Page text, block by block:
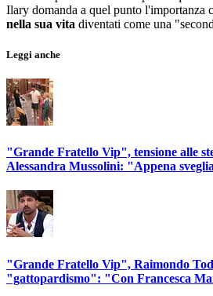
Ilary domanda a quel punto l'importanza
nella sua vita diventati come una
Leggi anche
"Grande Fratello Vip", tensione alle
Alessandra Mussolini: "Appena
"Grande Fratello Vip", Raimondo
"gattopardismo": "Con Francesca